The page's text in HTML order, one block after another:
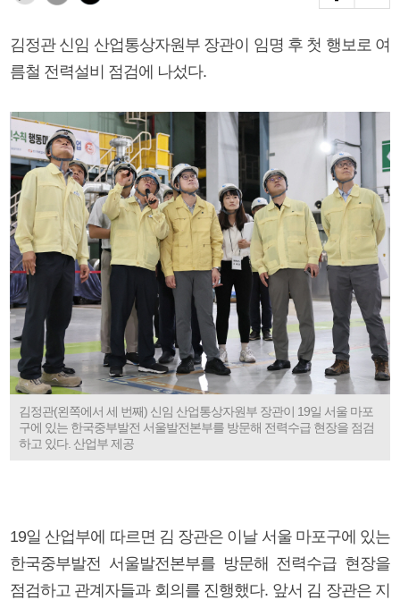
김정관 신임 산업통상자원부 장관이 임명 후 첫 행보로 여
름철 전력설비 점검에 나섰다.
김정관(왼쪽에서 세 번째) 신임 산업통상자원부 장관이 19일 서울 마포
구에 있는 한국중부발전 서울발전본부를 방문해 전력수급 현장을 점검
하고 있다. 산업부 제공
19일 산업부에 따르면 김 장관은 이날 서울 마포구에 있는
한국중부발전 서울발전본부를 방문해 전력수급 현장을
점검하고 관계자들과 회의를 진행했다. 앞서 김 장관은 지